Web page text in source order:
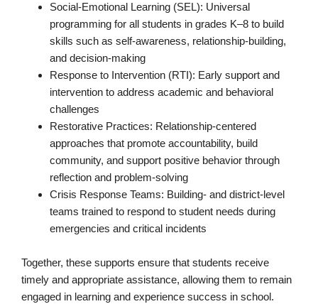
Social-Emotional Learning (SEL): Universal
programming for all students in grades K–8 to build
skills such as self-awareness, relationship-building,
and decision-making
Response to Intervention (RTI): Early support and
intervention to address academic and behavioral
challenges
Restorative Practices: Relationship-centered
approaches that promote accountability, build
community, and support positive behavior through
reflection and problem-solving
Crisis Response Teams: Building- and district-level
teams trained to respond to student needs during
emergencies and critical incidents
Together, these supports ensure that students receive
timely and appropriate assistance, allowing them to remain
engaged in learning and experience success in school.